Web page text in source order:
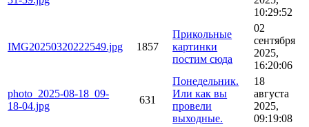
10:29:52
IMG20250320222549.jpg 1857
Прикольные
картинки
постим сюда
02
сентября
2025,
16:20:06
photo_2025-08-18_09-
18-04.jpg
631
Понедельник.
Или как вы
провели
выходные.
18
августа
2025,
09:19:08